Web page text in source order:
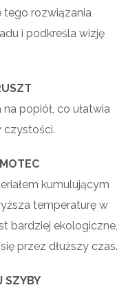
tego rozwiązania
i podkreśla wizję
popiół, co ułatwia
czystości.
kumulującym
temperaturę w
bardziej ekologiczne,
przez dłuższy czas.
SZYBY